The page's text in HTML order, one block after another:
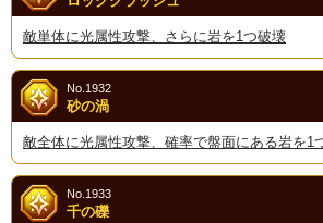
敵単体に光属性攻撃、さらに岩を1つ破壊
砂の渦
No.1932
敵全体に光属性攻撃、確率で盤面にある岩を1
千の礫
No.1933